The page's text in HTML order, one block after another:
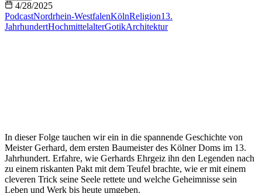
4/28/2025
PodcastNordrhein-WestfalenKölnReligion13.
JahrhundertHochmittelalterGotikArchitektur
In dieser Folge tauchen wir ein in die spannende Geschichte von
Meister Gerhard, dem ersten Baumeister des Kölner Doms im 13.
Jahrhundert. Erfahre, wie Gerhards Ehrgeiz ihn den Legenden nach
zu einem riskanten Pakt mit dem Teufel brachte, wie er mit einem
cleveren Trick seine Seele rettete und welche Geheimnisse sein
Leben und Werk bis heute umgeben.